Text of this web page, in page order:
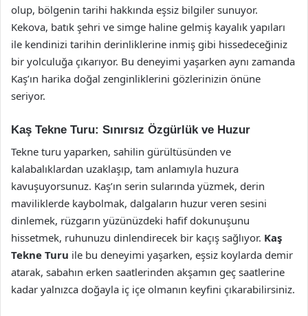
olup, bölgenin tarihi hakkında eşsiz bilgiler sunuyor.
Kekova, batık şehri ve simge haline gelmiş kayalık yapıları
ile kendinizi tarihin derinliklerine inmiş gibi hissedeceğiniz
bir yolculuğa çıkarıyor. Bu deneyimi yaşarken aynı zamanda
Kaş’ın harika doğal zenginliklerini gözlerinizin önüne
seriyor.
Kaş Tekne Turu: Sınırsız Özgürlük ve Huzur
Tekne turu yaparken, sahilin gürültüsünden ve
kalabalıklardan uzaklaşıp, tam anlamıyla huzura
kavuşuyorsunuz. Kaş’ın serin sularında yüzmek, derin
maviliklerde kaybolmak, dalgaların huzur veren sesini
dinlemek, rüzgarın yüzünüzdeki hafif dokunuşunu
hissetmek, ruhunuzu dinlendirecek bir kaçış sağlıyor. Kaş
Tekne Turu ile bu deneyimi yaşarken, eşsiz koylarda demir
atarak, sabahın erken saatlerinden akşamın geç saatlerine
kadar yalnızca doğayla iç içe olmanın keyfini çıkarabilirsiniz.